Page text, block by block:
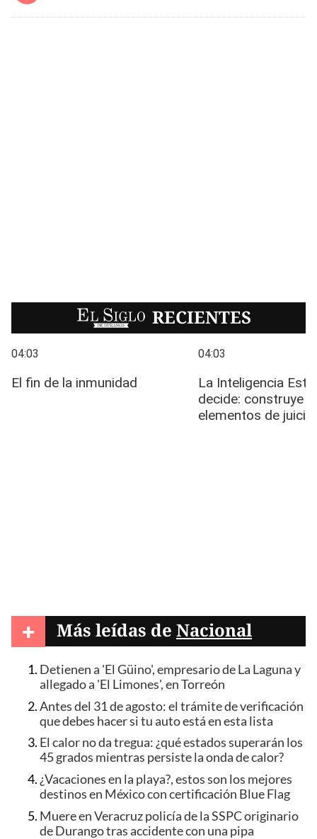
EL SIGLO RECIENTES
+ Más leídas de Nacional
Detienen a 'El Güino', empresario de La Laguna y
allegado a 'El Limones', en Torreón
Antes del 31 de agosto: el trámite de verificación
que debes hacer si tu auto está en esta lista
El calor no da tregua: ¿qué estados superarán los
45 grados mientras persiste la onda de calor?
¿Vacaciones en la playa?, estos son los mejores
destinos en México con certificación Blue Flag
Muere en Veracruz policía de la SSPC originario
de Durango tras accidente con una pipa